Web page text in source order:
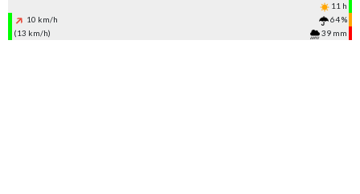
11 h
10 km/h
64 %
(13 km/h)
39 mm